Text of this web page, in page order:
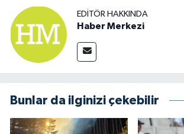
EDITÖR HAKKINDA
Haber Merkezi
Bunlar da ilginizi çekebilir